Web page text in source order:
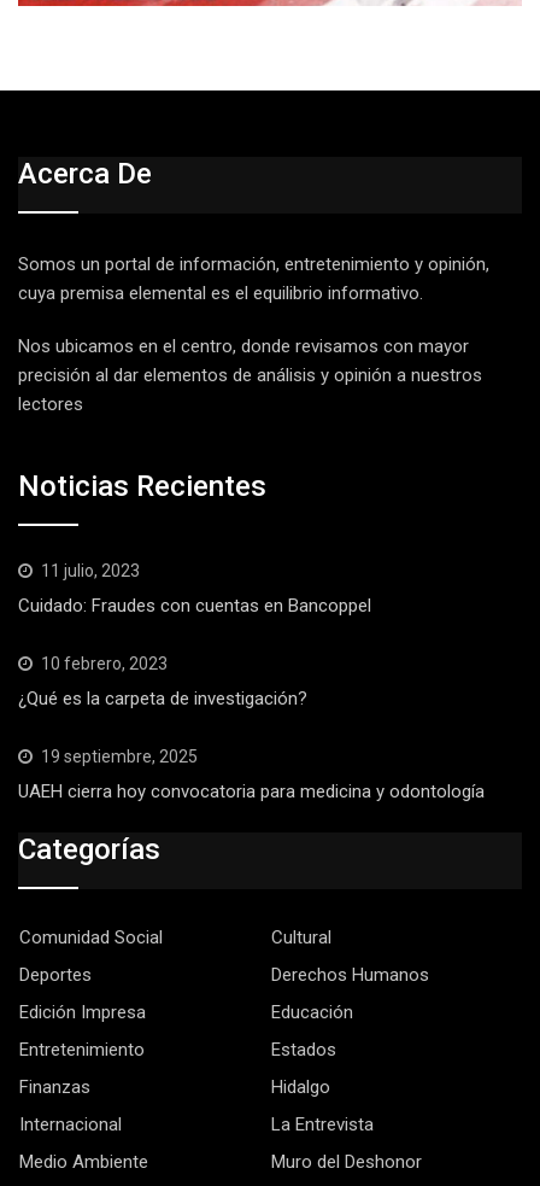
Acerca De
Somos un portal de información, entretenimiento y opinión,
cuya premisa elemental es el equilibrio informativo.
Nos ubicamos en el centro, donde revisamos con mayor
precisión al dar elementos de análisis y opinión a nuestros
lectores
Noticias Recientes
11 julio, 2023
Cuidado: Fraudes con cuentas en Bancoppel
10 febrero, 2023
¿Qué es la carpeta de investigación?
19 septiembre, 2025
UAEH cierra hoy convocatoria para medicina y odontología
Categorías
Comunidad Social
Cultural
Deportes
Derechos Humanos
Edición Impresa
Educación
Entretenimiento
Estados
Finanzas
Hidalgo
Internacional
La Entrevista
Medio Ambiente
Muro del Deshonor